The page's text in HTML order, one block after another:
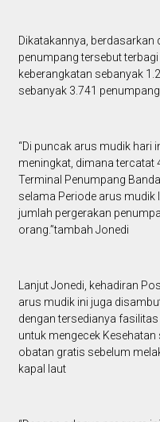
Dikatakannya, berdasarkan
penumpang tersebut
keberangkatan sebanyak
sebanyak 3.741 penumpang.
“Di puncak arus mudik hari
meningkat, dimana tercatat
Terminal Penumpang
selama Periode arus mudik
jumlah pergerakan
orang.”tambah Jonedi
Lanjut Jonedi, kehadiran
arus mudik ini juga
dengan tersedianya
untuk mengecek
obatan gratis sebelum
kapal laut